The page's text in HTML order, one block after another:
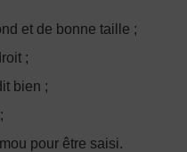
et de bonne taille ;
;
bien ;
pour être saisi.